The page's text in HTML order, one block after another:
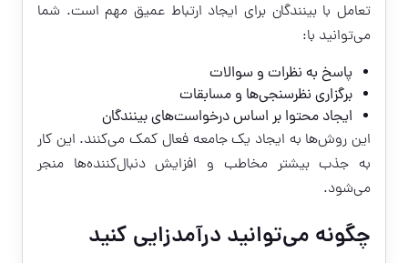
تعامل با بینندگان برای ایجاد ارتباط عمیق مهم است. شما
می‌توانید با:
پاسخ به نظرات و سوالات
برگزاری نظرسنجی‌ها و مسابقات
ایجاد محتوا بر اساس درخواست‌های بینندگان
این روش‌ها به ایجاد یک جامعه فعال کمک می‌کنند. این کار
به جذب بیشتر مخاطب و افزایش دنبال‌کننده‌ها منجر
می‌شود.
چگونه می‌توانید درآمدزایی کنید